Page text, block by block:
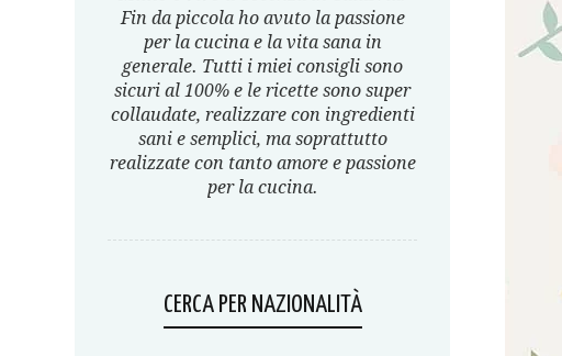
Fin da piccola ho avuto la passione
per la cucina e la vita sana in
generale. Tutti i miei consigli sono
sicuri al 100% e le ricette sono super
collaudate, realizzare con ingredienti
sani e semplici, ma soprattutto
realizzate con tanto amore e passione
per la cucina.
CERCA PER NAZIONALITÀ